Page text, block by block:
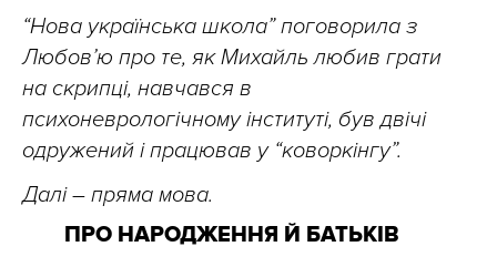
“Нова українська школа” поговорила з
Любов’ю про те, як Михайль любив грати
на скрипці, навчався в
психоневрологічному інституті, був двічі
одружений і працював у “коворкінгу”.
Далі – пряма мова.
ПРО НАРОДЖЕННЯ Й БАТЬКІВ